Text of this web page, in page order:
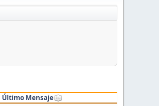
Último Mensaje